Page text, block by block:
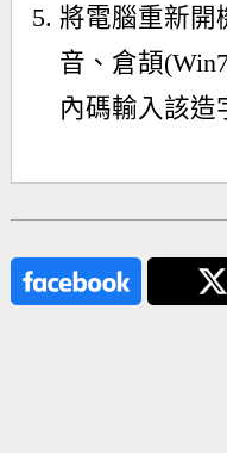
將電腦重新開
音、倉頡
內碼輸入該造